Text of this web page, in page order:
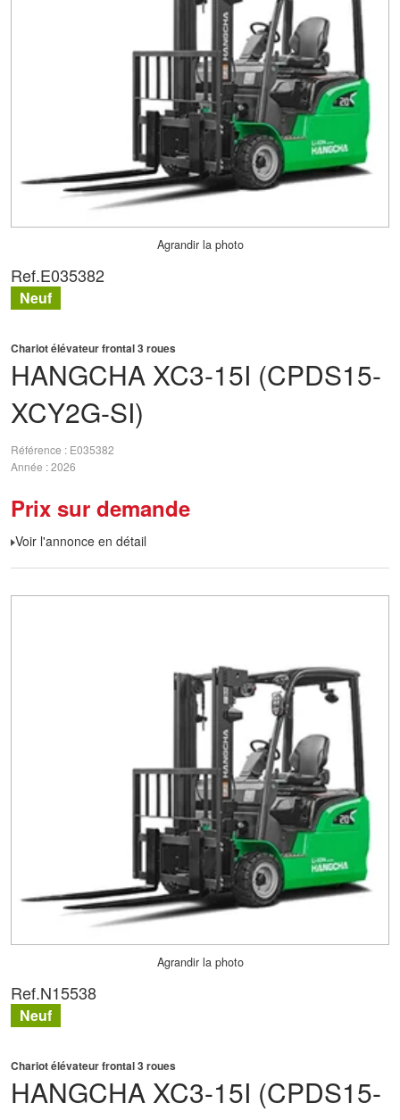
Agrandir la photo
HANGCHA XC3-15I (CPDS15-
XCY2G-SI)
Chariot élévateur frontal 3 roues
Référence
E035382
Année 2026
Prix sur demande
Voir l'annonce en détail
Ref.E035382
Neuf
Agrandir la photo
HANGCHA XC3-15I (CPDS15-
Chariot élévateur frontal 3 roues
Ref.N15538
Neuf